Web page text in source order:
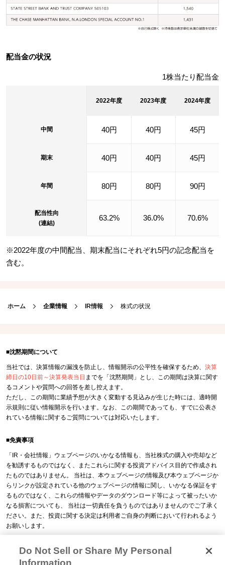
配当金の状況
1株当たり配当金
2022年度 2023年度 2024年度
中間 40円 40円 45円
期末 40円 40円 45円
年間 80円 80円 90円
配当性向
(連結)
63.2% 36.0% 70.6%
※2022年度の中間配当、期末配当にそれぞれ5円の記念配当を
含む。
ホーム 企業情報 IR情報 株式の状況
■沈黙期間について
当社では、決算情報の漏洩を防止し、情報開示の公平性を確保するため、 決算
締日の10日前～決算発表当日 までを「沈黙期間」とし、この期間は決算に関す
るコメントや質問への回答を差し控えます。
ただし、この期間に業績予想が大きく変動する見込みが生じた時には、適時開
示規則に従い情報開示を行います。なお、この期間であっても、すでに公表さ
れている情報に関するご質問については対応いたします。
■免責事項
「IR・会社情報」ウェブページのいかなる情報も、当社株式の購入や売却など
を勧誘するものではなく、またこれらに関する投資アドバイス目的で作成され
たものではありません。 当社は、本ウェブページの情報及び本ウェブページか
らリンクが設定されている他のウェブページの情報に関し、いかなる保証をす
るものではなく、これらの情報やデータのダウンロード等によって被ったいか
なる損害についても、 当社は一切責任を負うものではありませんのでご了承く
ださい。また、投資に関する決定は利用者ご自身の判断において行われるよう
お願いします。
Do Not Sell or Share My Personal
Information